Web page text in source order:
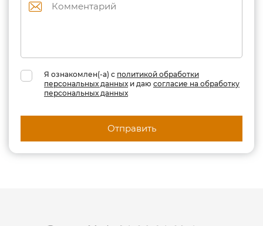
Я ознакомлен(-а) с политикой обработки
персональных данных и даю согласие на обработку
персональных данных
Отправить